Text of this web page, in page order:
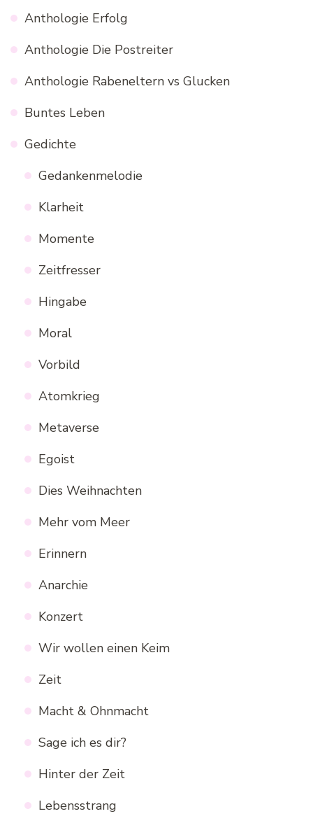
Anthologie Erfolg
Anthologie Die Postreiter
Anthologie Rabeneltern vs Glucken
Buntes Leben
Gedichte
Gedankenmelodie
Klarheit
Momente
Zeitfresser
Hingabe
Moral
Vorbild
Atomkrieg
Metaverse
Egoist
Dies Weihnachten
Mehr vom Meer
Erinnern
Anarchie
Konzert
Wir wollen einen Keim
Zeit
Macht & Ohnmacht
Sage ich es dir?
Hinter der Zeit
Lebensstrang